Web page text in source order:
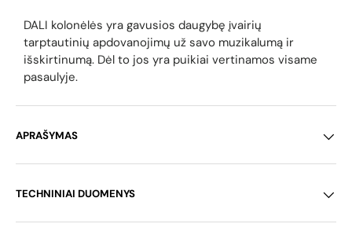
DALI kolonėlės yra gavusios daugybę įvairių
tarptautinių apdovanojimų už savo muzikalumą ir
išskirtinumą. Dėl to jos yra puikiai vertinamos visame
pasaulyje.
APRAŠYMAS
TECHNINIAI DUOMENYS